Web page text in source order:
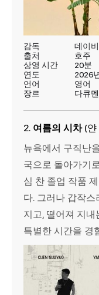
감독
데이
출처
호주
상영 시간
20분
연도
2026
언어
영어
장르
다큐
2. 여름의 시차(얀
뉴욕에서 구직난
국으로 돌아가기
심 찬 졸업 작품
다. 그러나 갑작
지고, 떨어져 지
특별한 시간을 경